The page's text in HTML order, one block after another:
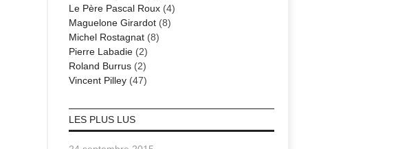
Le Père Pascal Roux(4)
Maguelone Girardot(8)
Michel Rostagnat(8)
Pierre Labadie(2)
Roland Burrus(2)
Vincent Pilley(47)
LES PLUS LUS